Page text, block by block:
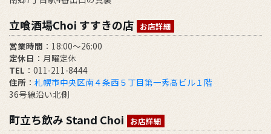
立喰酒場Choi すすきの店 お店詳細
営業時間 ：18:00～26:00
定休日 ：月曜定休
TEL ：011-211-8444
住所 ： 札幌市中央区南４条西５丁目第一秀高ビル１階
36号線沿い北側
町立ち飲み Stand Choi お店詳細